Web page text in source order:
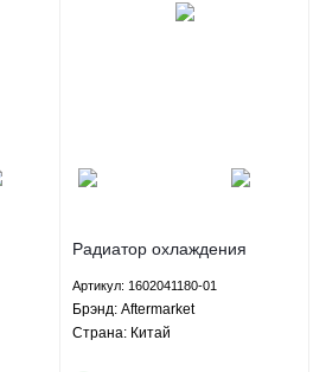
Радиатор охлаждения
MK GC6 - 1602041180-01
Aftermarket
Артикул: 1602041180-01
Брэнд: Aftermarket
Страна: Китай